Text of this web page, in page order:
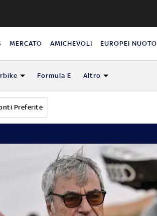
MERCATO AMICHEVOLI EUROPEI NUOTO
Formula E Altro
Preferite